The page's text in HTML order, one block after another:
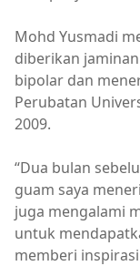
Mohd Yusmadi
diberikan
bipolar dan
Perubatan
2009.
“Dua bulan
guam saya
juga mengalami
untuk
memberi